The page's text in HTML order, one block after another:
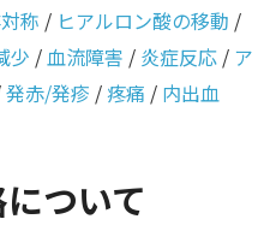
称 / ヒアルロン酸の移動 /
少 /血流障害 / 炎症反応 / ア
発赤/発疹 /疼痛 / 内出血
ついて